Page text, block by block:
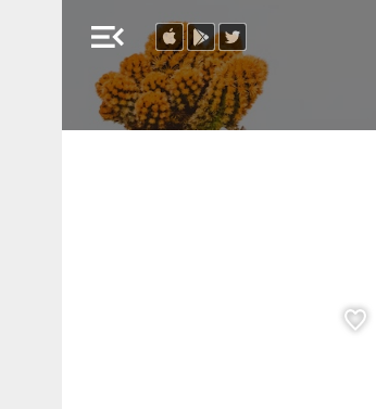
menu_open